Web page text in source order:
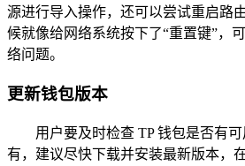
源进行导入操作，还可以尝试重启路
候就像给网络系统按下了“重置键”，
络问题。
更新钱包版本
用户要及时检查 TP 钱包是否有
有，建议尽快下载并安装最新版本，